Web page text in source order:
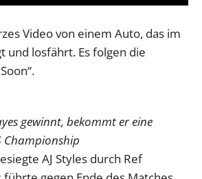
Video von einem Auto, das im
und losfährt. Es folgen die
gewinnt, bekommt er eine
Championship
AJ Styles durch Ref